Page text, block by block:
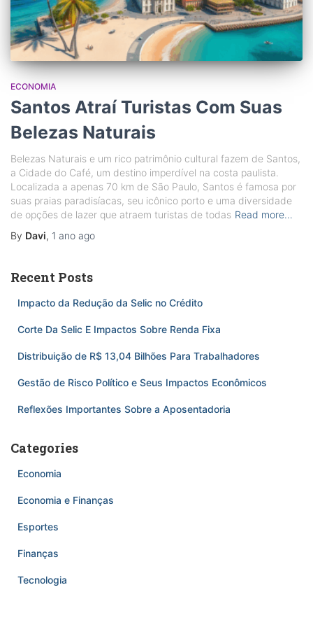
ECONOMIA
Santos Atraí Turistas Com Suas
Belezas Naturais
Belezas Naturais e um rico patrimônio cultural fazem de Santos,
a Cidade do Café, um destino imperdível na costa paulista.
Localizada a apenas 70 km de São Paulo, Santos é famosa por
suas praias paradisíacas, seu icônico porto e uma diversidade
de opções de lazer que atraem turistas de todas Read more…
By Davi, 1 ano ago
Recent Posts
Impacto da Redução da Selic no Crédito
Corte Da Selic E Impactos Sobre Renda Fixa
Distribuição de R$ 13,04 Bilhões Para Trabalhadores
Gestão de Risco Político e Seus Impactos Econômicos
Reflexões Importantes Sobre a Aposentadoria
Categories
Economia
Economia e Finanças
Esportes
Finanças
Tecnologia